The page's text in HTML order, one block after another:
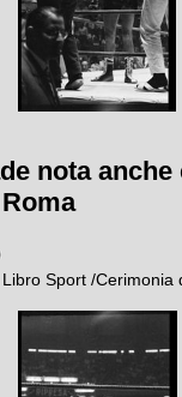
nota anche
Sport /Cerimonia